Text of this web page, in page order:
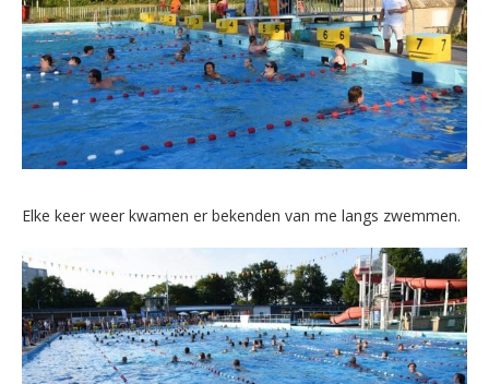
Elke keer weer kwamen er bekenden van me langs zwemmen.